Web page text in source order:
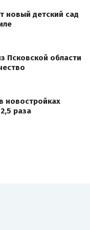
новый детский сад
Псковской области
новостройках
раза